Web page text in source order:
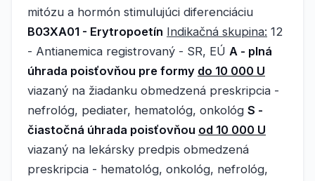
mitózu a hormón stimulujúci diferenciáciu
B03XA01 - Erytropoetín Indikačná skupina: 12
- Antianemica registrovaný - SR, EÚ A - plná
úhrada poisťovňou pre formy do 10 000 U
viazaný na žiadanku obmedzená preskripcia -
nefrológ, pediater, hematológ, onkológ S -
čiastočná úhrada poisťovňou od 10 000 U
viazaný na lekársky predpis obmedzená
preskripcia - hematológ, onkológ, nefrológ,